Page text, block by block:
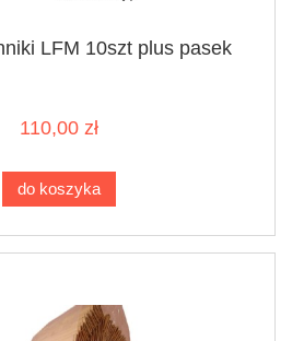
LFM 10szt plus pasek
110,00 zł
do koszyka